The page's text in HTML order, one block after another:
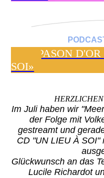
DIAPASON
SOI»
Im Juli haben wir
der Folge mit
gestreamt und g
CD "UN LIEU À SOI"
Glückwunsch an das
Lucile Richardot